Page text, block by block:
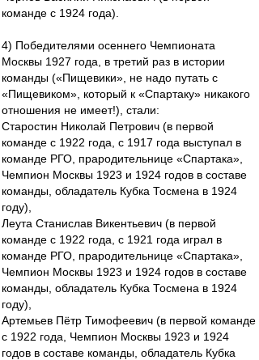
команде с 1924 года).
4) Победителями осеннего Чемпионата
Москвы 1927 года, в третий раз в истории
команды («Пищевики», не надо путать с
«Пищевиком», который к «Спартаку» никакого
отношения не имеет!), стали:
Старостин Николай Петрович (в первой
команде с 1922 года, с 1917 года выступал в
команде РГО, прародительнице «Спартака»,
Чемпион Москвы 1923 и 1924 годов в составе
команды, обладатель Кубка Тосмена в 1924
году),
Леута Станислав Викентьевич (в первой
команде с 1922 года, с 1921 года играл в
команде РГО, прародительнице «Спартака»,
Чемпион Москвы 1923 и 1924 годов в составе
команды, обладатель Кубка Тосмена в 1924
году),
Артемьев Пётр Тимофеевич (в первой команде
с 1922 года, Чемпион Москвы 1923 и 1924
годов в составе команды, обладатель Кубка